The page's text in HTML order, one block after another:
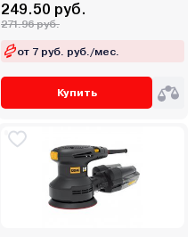
249.50 руб.
271.96 руб.
от 7 руб. руб./мес.
Купить